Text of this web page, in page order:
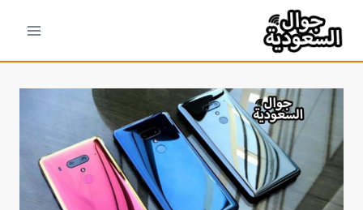
المحتوى